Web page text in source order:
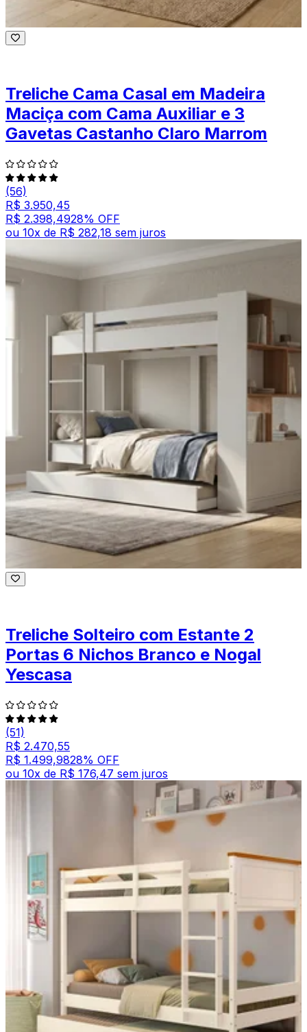
Treliche Cama Casal em Madeira
Maciça com Cama Auxiliar e 3
Gavetas Castanho Claro Marrom
(56)
R$ 3.950,45
R$ 2.398,4928% OFF
ou 10x de R$ 282,18 sem juros
Treliche Solteiro com Estante 2
Portas 6 Nichos Branco e Nogal
Yescasa
(51)
R$ 2.470,55
R$ 1.499,9828% OFF
ou 10x de R$ 176,47 sem juros